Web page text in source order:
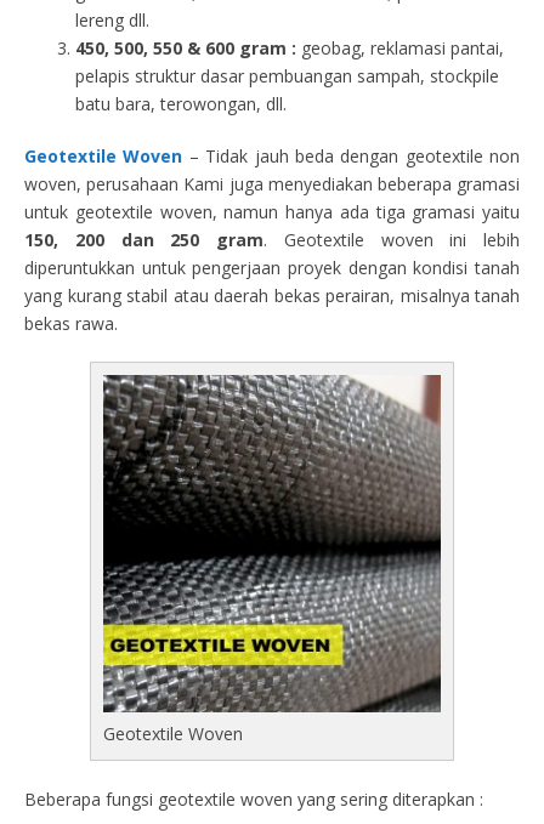
lereng dll.
450, 500, 550 & 600 gram : geobag, reklamasi pantai,
pelapis struktur dasar pembuangan sampah, stockpile
batu bara, terowongan, dll.
Geotextile Woven – Tidak jauh beda dengan geotextile non
woven, perusahaan Kami juga menyediakan beberapa gramasi
untuk geotextile woven, namun hanya ada tiga gramasi yaitu
150, 200 dan 250 gram. Geotextile woven ini lebih
diperuntukkan untuk pengerjaan proyek dengan kondisi tanah
yang kurang stabil atau daerah bekas perairan, misalnya tanah
bekas rawa.
Geotextile Woven
Beberapa fungsi geotextile woven yang sering diterapkan :